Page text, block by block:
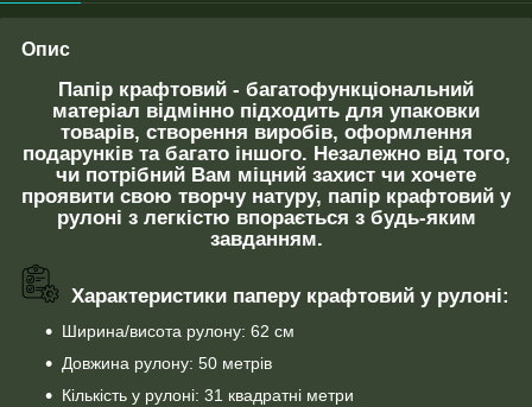
Опис
Папір крафтовий - багатофункціональний
матеріал відмінно підходить для упаковки
товарів, створення виробів, оформлення
подарунків та багато іншого. Незалежно від того,
чи потрібний Вам міцний захист чи хочете
проявити свою творчу натуру, папір крафтовий у
рулоні з легкістю впорається з будь-яким
завданням.
Характеристики паперу крафтовий у рулоні:
Ширина/висота рулону: 62 см
Довжина рулону: 50 метрів
Кількість у рулоні: 31 квадратні метри